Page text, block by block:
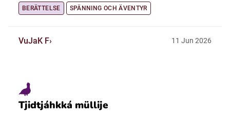
BERÄTTELSE SPÄNNING OCH ÄVENTYR
VuJaK F 11 Jun 2026
Tjidtjáhkká müllije